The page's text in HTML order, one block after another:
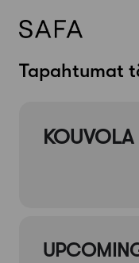
SkipTapahtumat
KOUVOLA